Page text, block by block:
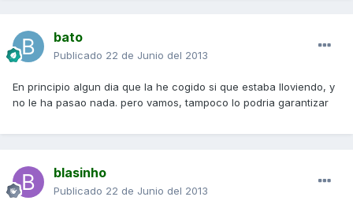
bato
Publicado 22 de Junio del 2013
En principio algun dia que la he cogido si que estaba lloviendo, y
no le ha pasao nada. pero vamos, tampoco lo podria garantizar
blasinho
Publicado 22 de Junio del 2013